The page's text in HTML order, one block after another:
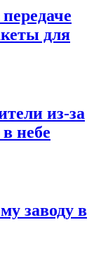
для
из-за
небе
заводу в